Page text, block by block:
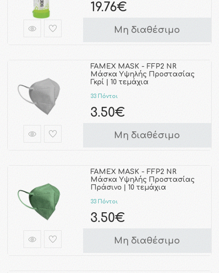
19.76€
Μη διαθέσιμο
FAMEX MASK - FFP2 NR
Μάσκα Υψηλής Προστασίας
Γκρί | 10 τεμάχια
33 Πόντοι
3.50€
Μη διαθέσιμο
FAMEX MASK - FFP2 NR
Μάσκα Υψηλής Προστασίας
Πράσινο | 10 τεμάχια
33 Πόντοι
3.50€
Μη διαθέσιμο